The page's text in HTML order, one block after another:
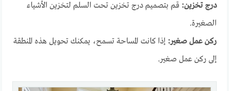
درج تخزين: قم بتصميم درج تخزين تحت السلم لتخزين الأشياء
الصغيرة.
ركن عمل صغير: إذا كانت المساحة تسمح، يمكنك تحويل هذه المنطقة
إلى ركن عمل صغير.